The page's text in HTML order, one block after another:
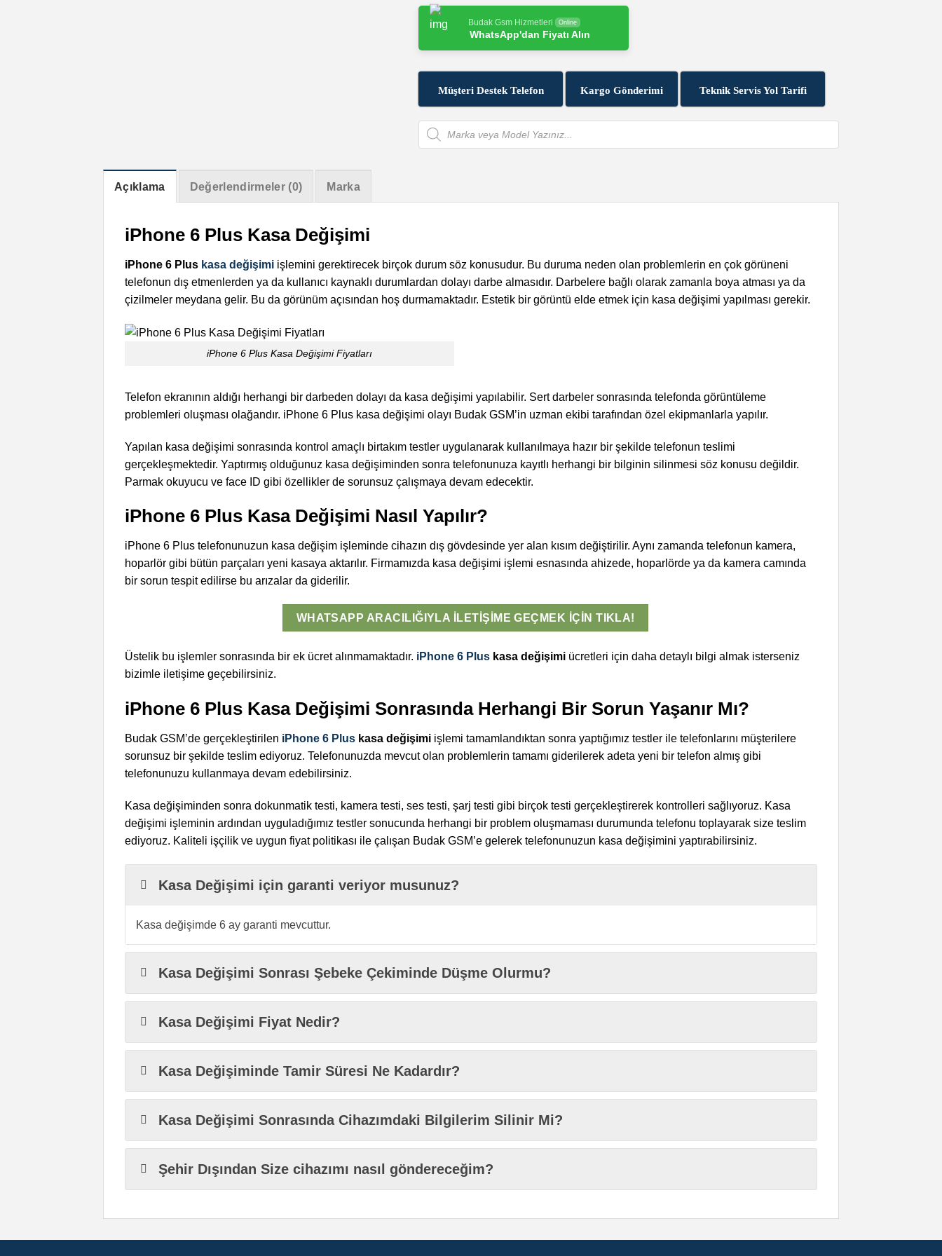
Budak Gsm Hizmetleri Online
WhatsApp'dan Fiyatı Alın
Müşteri Destek Telefon Kargo Gönderimi Teknik Servis Yol Tarifi
Products
search
Açıklama Değerlendirmeler (0) Marka
iPhone 6 Plus Kasa Değişimi
iPhone 6 Plus kasa değişimi işlemini gerektirecek birçok durum söz konusudur. Bu duruma neden olan problemlerin en çok görüneni
telefonun dış etmenlerden ya da kullanıcı kaynaklı durumlardan dolayı darbe almasıdır. Darbelere bağlı olarak zamanla boya atması ya da
çizilmeler meydana gelir. Bu da görünüm açısından hoş durmamaktadır. Estetik bir görüntü elde etmek için kasa değişimi yapılması gerekir.
iPhone 6 Plus Kasa Değişimi Fiyatları
Telefon ekranının aldığı herhangi bir darbeden dolayı da kasa değişimi yapılabilir. Sert darbeler sonrasında telefonda görüntüleme
problemleri oluşması olağandır. iPhone 6 Plus kasa değişimi olayı Budak GSM’in uzman ekibi tarafından özel ekipmanlarla yapılır.
Yapılan kasa değişimi sonrasında kontrol amaçlı birtakım testler uygulanarak kullanılmaya hazır bir şekilde telefonun teslimi
gerçekleşmektedir. Yaptırmış olduğunuz kasa değişiminden sonra telefonunuza kayıtlı herhangi bir bilginin silinmesi söz konusu değildir.
Parmak okuyucu ve face ID gibi özellikler de sorunsuz çalışmaya devam edecektir.
iPhone 6 Plus Kasa Değişimi Nasıl Yapılır?
iPhone 6 Plus telefonunuzun kasa değişim işleminde cihazın dış gövdesinde yer alan kısım değiştirilir. Aynı zamanda telefonun kamera,
hoparlör gibi bütün parçaları yeni kasaya aktarılır. Firmamızda kasa değişimi işlemi esnasında ahizede, hoparlörde ya da kamera camında
bir sorun tespit edilirse bu arızalar da giderilir.
WHATSAPP ARACILIĞIYLA İLETIŞIME GEÇMEK İÇIN TIKLA!
Üstelik bu işlemler sonrasında bir ek ücret alınmamaktadır. iPhone 6 Plus kasa değişimi ücretleri için daha detaylı bilgi almak isterseniz
bizimle iletişime geçebilirsiniz.
iPhone 6 Plus Kasa Değişimi Sonrasında Herhangi Bir Sorun Yaşanır Mı?
Budak GSM’de gerçekleştirilen iPhone 6 Plus kasa değişimi işlemi tamamlandıktan sonra yaptığımız testler ile telefonlarını müşterilere
sorunsuz bir şekilde teslim ediyoruz. Telefonunuzda mevcut olan problemlerin tamamı giderilerek adeta yeni bir telefon almış gibi
telefonunuzu kullanmaya devam edebilirsiniz.
Kasa değişiminden sonra dokunmatik testi, kamera testi, ses testi, şarj testi gibi birçok testi gerçekleştirerek kontrolleri sağlıyoruz. Kasa
değişimi işleminin ardından uyguladığımız testler sonucunda herhangi bir problem oluşmaması durumunda telefonu toplayarak size teslim
ediyoruz. Kaliteli işçilik ve uygun fiyat politikası ile çalışan Budak GSM’e gelerek telefonunuzun kasa değişimini yaptırabilirsiniz.
Kasa Değişimi için garanti veriyor musunuz?
Kasa değişimde 6 ay garanti mevcuttur.
Kasa Değişimi Sonrası Şebeke Çekiminde Düşme Olurmu?
Kasa Değişimi Fiyat Nedir?
Kasa Değişiminde Tamir Süresi Ne Kadardır?
Kasa Değişimi Sonrasında Cihazımdaki Bilgilerim Silinir Mi?
Şehir Dışından Size cihazımı nasıl göndereceğim?